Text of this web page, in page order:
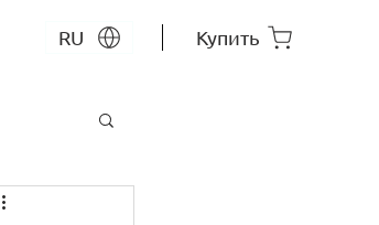
RU Купить